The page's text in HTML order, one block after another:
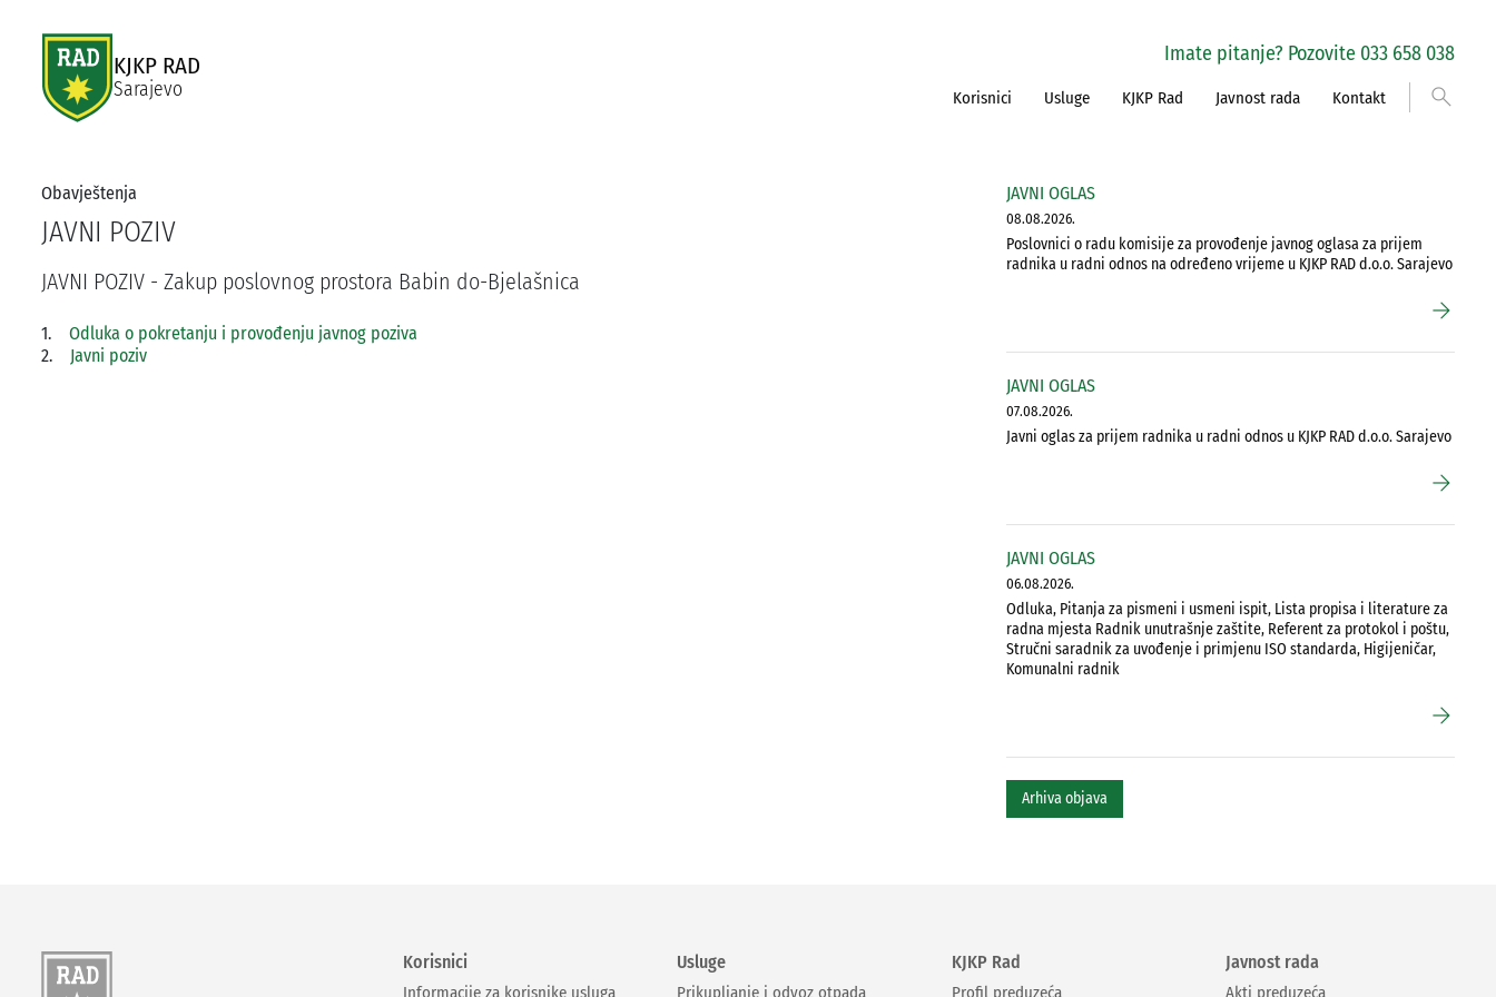
KJKP RAD
Sarajevo
Imate pitanje? Pozovite 033 658 038
Korisnici Usluge KJKP Rad Javnost rada Kontakt search
Obavještenja
JAVNI POZIV
JAVNI POZIV - Zakup poslovnog prostora Babin do-Bjelašnica
1. Odluka o pokretanju i provođenju javnog poziva
2. Javni poziv
JAVNI OGLAS
08.08.2026.
Poslovnici o radu komisije za provođenje javnog oglasa za prijem
radnika u radni odnos na određeno vrijeme u KJKP RAD d.o.o. Sarajevo
arrow_forward
JAVNI OGLAS
07.08.2026.
Javni oglas za prijem radnika u radni odnos u KJKP RAD d.o.o. Sarajevo
arrow_forward
JAVNI OGLAS
06.08.2026.
Odluka, Pitanja za pismeni i usmeni ispit, Lista propisa i literature za
radna mjesta Radnik unutrašnje zaštite, Referent za protokol i poštu,
Stručni saradnik za uvođenje i primjenu ISO standarda, Higijeničar,
Komunalni radnik
arrow_forward
Arhiva objava
Korisnici
Informacije za korisnike usluga
Usluge
Prikupljanje i odvoz otpada
KJKP Rad
Profil preduzeća
Javnost rada
Akti preduzeća